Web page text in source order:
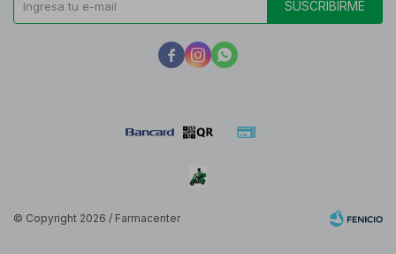
SUSCRIBIRME
  
© Copyright 2026 / Farmacenter